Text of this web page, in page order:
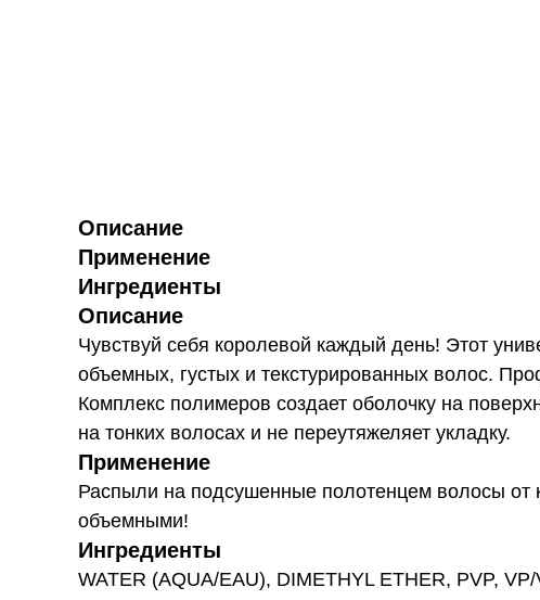
Описание
Применение
Ингредиенты
Описание
Чувствуй себя королевой каждый день! Этот
объемных, густых и текстурированных волос.
Комплекс полимеров создает оболочку на
на тонких волосах и не переутяжеляет укладку.
Применение
Распыли на подсушенные полотенцем волосы от
объемными!
Ингредиенты
WATER (AQUA/EAU), DIMETHYL ETHER, PVP,